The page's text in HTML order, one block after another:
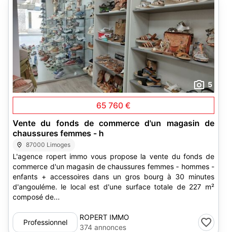
5
65 760 €
Vente du fonds de commerce d'un magasin de
chaussures femmes - h
87000 Limoges
L'agence ropert immo vous propose la vente du fonds de
commerce d'un magasin de chaussures femmes - hommes -
enfants + accessoires dans un gros bourg à 30 minutes
d'angouléme. le local est d'une surface totale de 227 m²
composé de...
Professionnel
ROPERT IMMO
374 annonces